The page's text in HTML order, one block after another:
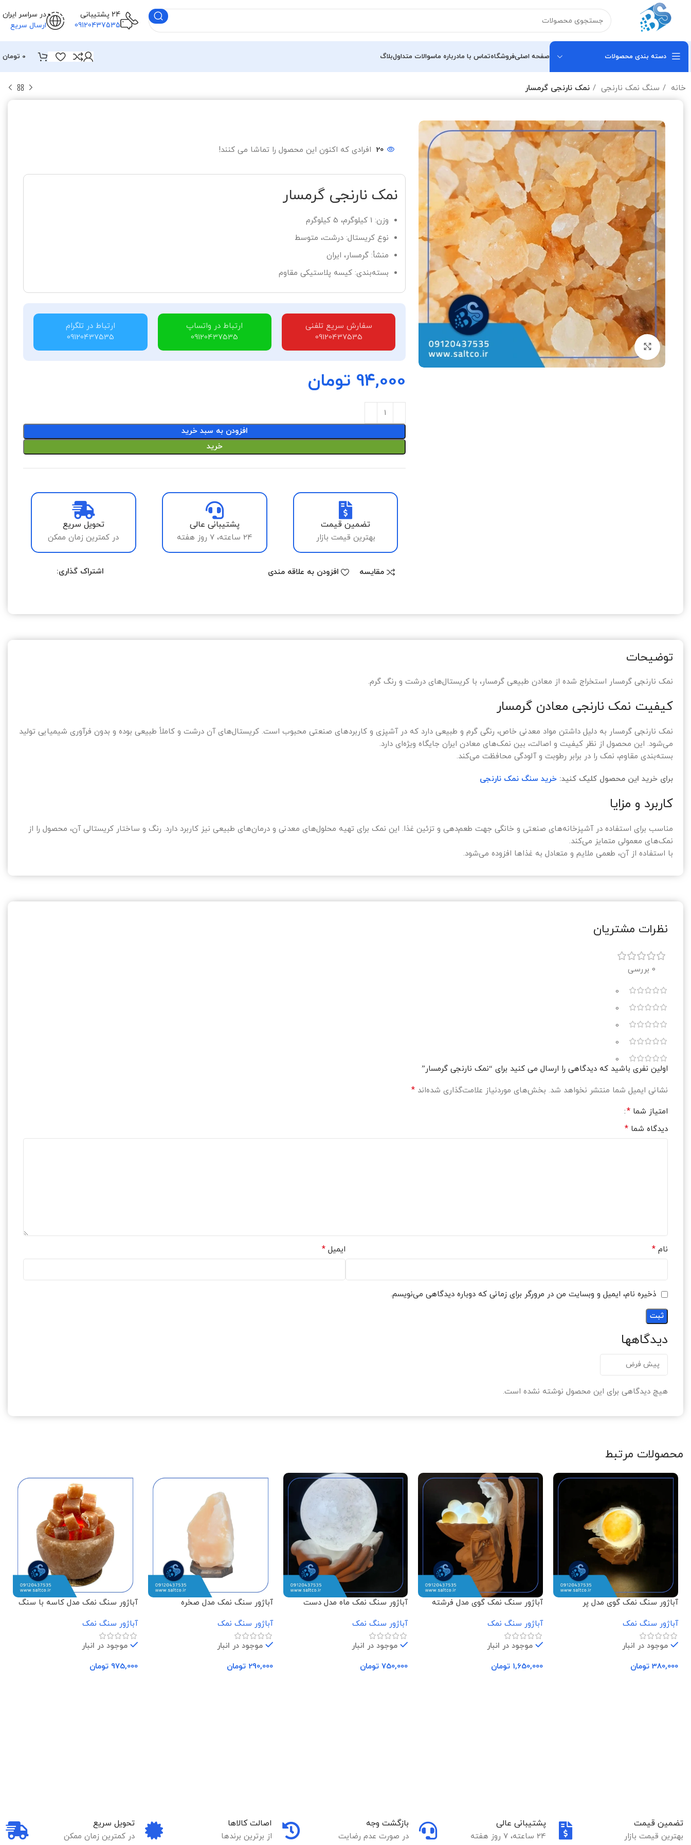
24 پشتیبانی
09120437535
در سراسر ایران
ارسال سریع
دسته بندی محصولات صفحه اصلیفروشگاهتماس با مادرباره ماسوالات متداولبلاگ 0 تومان
خانه سنگ نمک نارنجی نمک نارنجی گرمسار
بزرگنمایی تصویر
20 افرادی که اکنون این محصول را تماشا می کنند!
نمک نارنجی گرمسار
وزن: 1 کیلوگرم، 5 کیلوگرم
نوع کریستال: درشت، متوسط
منشأ: گرمسار، ایران
بسته‌بندی: کیسه پلاستیکی مقاوم
سفارش سریع تلفنی
09120437535
ارتباط در واتساپ
09120437535
ارتباط در تلگرام
09120437535
94,000 تومان
افزودن به سبد خرید
خرید
تضمین قیمت
بهترین قیمت بازار
پشتیبانی عالی
24 ساعته، 7 روز هفته
تحویل سریع
در کمترین زمان ممکن
مقایسه افزودن به علاقه مندی اشتراک گذاری:
توضیحات
نمک نارنجی گرمسار استخراج شده از معادن طبیعی گرمسار، با کریستال‌های درشت و رنگ گرم.
کیفیت نمک نارنجی معادن گرمسار
نمک نارنجی گرمسار به دلیل داشتن مواد معدنی خاص، رنگی گرم و طبیعی دارد که در آشپزی و کاربردهای صنعتی محبوب است. کریستال‌های آن درشت و کاملاً طبیعی بوده و بدون فرآوری شیمیایی تولید
می‌شود. این محصول از نظر کیفیت و اصالت، بین نمک‌های معادن ایران جایگاه ویژه‌ای دارد.
بسته‌بندی مقاوم، نمک را در برابر رطوبت و آلودگی محافظت می‌کند.
برای خرید این محصول کلیک کنید: خرید سنگ نمک نارنجی
کاربرد و مزایا
مناسب برای استفاده در آشپزخانه‌های صنعتی و خانگی جهت طعم‌دهی و تزئین غذا. این نمک برای تهیه محلول‌های معدنی و درمان‌های طبیعی نیز کاربرد دارد. رنگ و ساختار کریستالی آن، محصول را از
نمک‌های معمولی متمایز می‌کند.
با استفاده از آن، طعمی ملایم و متعادل به غذاها افزوده می‌شود.
نظرات مشتریان
0 بررسی
0
0
0
0
0
دیدگاهها
هیچ دیدگاهی برای این محصول نوشته نشده است.
اولین نفری باشید که دیدگاهی را ارسال می کنید برای “نمک نارنجی گرمسار”
نشانی ایمیل شما منتشر نخواهد شد. بخش‌های موردنیاز علامت‌گذاری شده‌اند *
امتیاز شما *
دیدگاه شما *
نام * ایمیل *
ذخیره نام، ایمیل و وبسایت من در مرورگر برای زمانی که دوباره دیدگاهی می‌نویسم.
محصولات مرتبط
آباژور سنگ نمک گوی مدل پر
آباژور سنگ نمک
موجود در انبار
380,000 تومان
آباژور سنگ نمک گوی مدل فرشته
آباژور سنگ نمک
موجود در انبار
1,650,000 تومان
آباژور سنگ نمک ماه مدل دست
آباژور سنگ نمک
موجود در انبار
750,000 تومان
آباژور سنگ نمک مدل صخره
آباژور سنگ نمک
موجود در انبار
290,000 تومان
آباژور سنگ نمک مدل کاسه با سنگ
آباژور سنگ نمک
موجود در انبار
975,000 تومان
تضمین قیمت
بهترین قیمت بازار
پشتیبانی عالی
24 ساعته، 7 روز هفته
بازگشت وجه
در صورت عدم رضایت
اصالت کالاها
از برترین برندها
تحویل سریع
در کمترین زمان ممکن